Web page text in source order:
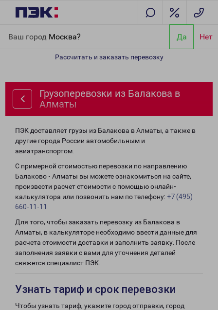
Ваш город Москва? Да Нет
Рассчитать и заказать перевозку
Грузоперевозки из Балакова в
Алматы
ПЭК доставляет грузы из Балакова в Алматы, а также в
другие города России автомобильным и
авиатранспортом.
С примерной стоимостью перевозки по направлению
Балаково - Алматы вы можете ознакомиться на сайте,
произвести расчет стоимости с помощью онлайн-
калькулятора или позвонить нам по телефону: +7 (495)
660-11-11
Для того, чтобы заказать перевозку из Балакова в
Алматы, в калькуляторе необходимо ввести данные для
расчета стоимости доставки и заполнить заявку. После
заполнения заявки с вами для уточнения деталей
свяжется специалист ПЭК.
Узнать тариф и срок перевозки
Чтобы узнать тариф, укажите город отправки, город